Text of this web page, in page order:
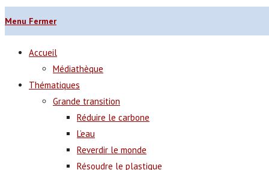
Menu Fermer
Accueil
Médiathèque
Thématiques
Grande transition
Réduire le carbone
L’eau
Reverdir le monde
Résoudre le plastique